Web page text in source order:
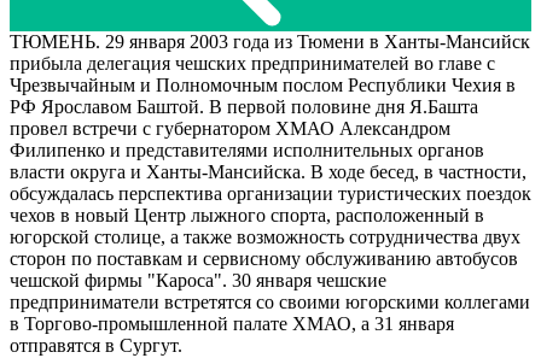
ТЮМЕНЬ. 29 января 2003 года из Тюмени в Ханты-Мансийск
прибыла делегация чешских предпринимателей во главе с
Чрезвычайным и Полномочным послом Республики Чехия в
РФ Ярославом Баштой. В первой половине дня Я.Башта
провел встречи с губернатором ХМАО Александром
Филипенко и представителями исполнительных органов
власти округа и Ханты-Мансийска. В ходе бесед, в частности,
обсуждалась перспектива организации туристических поездок
чехов в новый Центр лыжного спорта, расположенный в
югорской столице, а также возможность сотрудничества двух
сторон по поставкам и сервисному обслуживанию автобусов
чешской фирмы "Кароса". 30 января чешские
предприниматели встретятся со своими югорскими коллегами
в Торгово-промышленной палате ХМАО, а 31 января
отправятся в Сургут.